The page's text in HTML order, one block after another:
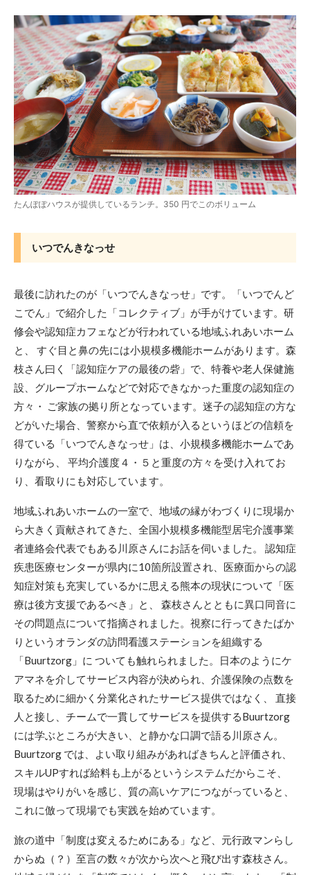
たんぽぽハウスが提供しているランチ。350 円でこのボリューム
いつでんきなっせ
最後に訪れたのが「いつでんきなっせ」です。「いつでんど
こでん」で紹介した「コレクティブ」が手がけています。研
修会や認知症カフェなどが行われている地域ふれあいホーム
と、 すぐ目と鼻の先には小規模多機能ホームがあります。森
枝さん曰く「認知症ケアの最後の砦」で、特養や老人保健施
設、グループホームなどで対応できなかった重度の認知症の
方々・ ご家族の拠り所となっています。迷子の認知症の方な
どがいた場合、警察から直で依頼が入るというほどの信頼を
得ている「いつでんきなっせ」は、小規模多機能ホームであ
りながら、 平均介護度４・５と重度の方々を受け入れてお
り、看取りにも対応しています。
地域ふれあいホームの一室で、地域の縁がわづくりに現場か
ら大きく貢献されてきた、全国小規模多機能型居宅介護事業
者連絡会代表でもある川原さんにお話を伺いました。 認知症
疾患医療センターが県内に10箇所設置され、医療面からの認
知症対策も充実しているかに思える熊本の現状について「医
療は後方支援であるべき」と、 森枝さんとともに異口同音に
その問題点について指摘されました。視察に行ってきたばか
りというオランダの訪問看護ステーションを組織する
「Buurtzorg」に ついても触れられました。日本のようにケ
アマネを介してサービス内容が決められ、介護保険の点数を
取るために細かく分業化されたサービス提供ではなく、 直接
人と接し、チームで一貫してサービスを提供するBuurtzorg
には学ぶところが大きい、と静かな口調で語る川原さん。
Buurtzorg では、よい取り組みがあればきちんと評価され、
スキルUPすれば給料も上がるというシステムだからこそ、
現場はやりがいを感じ、質の高いケアにつながっていると、
これに倣って現場でも実践を始めています。
旅の道中「制度は変えるためにある」など、元行政マンらし
からぬ（？）至言の数々が次から次へと飛び出す森枝さん。